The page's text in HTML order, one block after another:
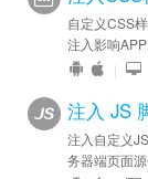
自定义CSS
注入影响APP
|
注入 JS
注入自定义
务器端页面源